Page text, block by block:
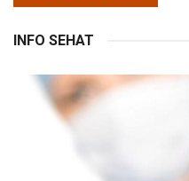
INFO SEHAT